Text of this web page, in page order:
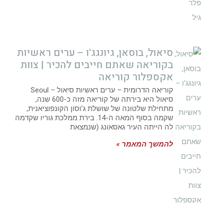
סיאול, בוסאן, גיונגג'ו – ערים ראשיות
בקוריאה שאתם חייבים להכיר | צוות
אקספלור קוריאה
קוריאה הדרומית – ערים ראשיות סיאול – Seoul
סיאול היא בירתה של קוריאה מזה כ-600 שנה,
מתחילת שלטונה של שושלת ג'וסון הקונפוציאנית,
שקמה בסוף המאה ה-14. בירת ממלכת גוריו שקדמה
לה הייתה העיר גאסאונג (שנמצאת
להמשך המאמר »